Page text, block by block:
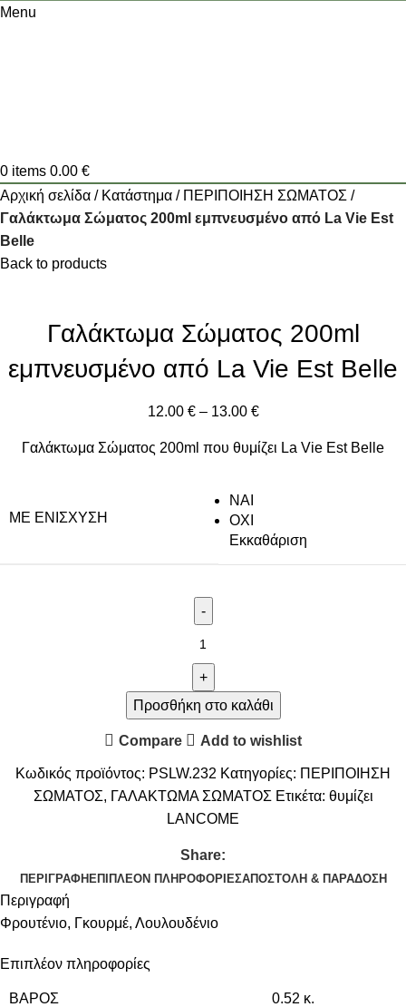
Menu
0 items 0.00 €
Αρχική σελίδα
Κατάστημα
ΠΕΡΙΠΟΙΗΣΗ ΣΩΜΑΤΟΣ
Γαλάκτωμα Σώματος 200ml εμπνευσμένο από La Vie Est
Belle
Back to products
Γαλάκτωμα Σώματος 200ml
εμπνευσμένο από La Vie Est Belle
12.00 € – 13.00 €
Γαλάκτωμα Σώματος 200ml που θυμίζει La Vie Est Belle
ΜΕ ΕΝΊΣΧΥΣΗ
NAI
ΟΧΙ
Εκκαθάριση
Προσθήκη στο καλάθι
Compare Add to wishlist
Κωδικός προϊόντος: PSLW.232 Κατηγορίες: ΠΕΡΙΠΟΙΗΣΗ
ΣΩΜΑΤΟΣ, ΓΑΛΑΚΤΩΜΑ ΣΩΜΑΤΟΣ Ετικέτα: θυμίζει
LANCOME
Share:
ΠΕΡΙΓΡΑΦΉ ΕΠΙΠΛΈΟΝ ΠΛΗΡΟΦΟΡΊΕΣΑΠΟΣΤΟΛΉ & ΠΑΡΆΔΟΣΗ
Περιγραφή
Φρουτένιο, Γκουρμέ, Λουλουδένιο
Επιπλέον πληροφορίες
ΒΆΡΟΣ 0.52 κ.